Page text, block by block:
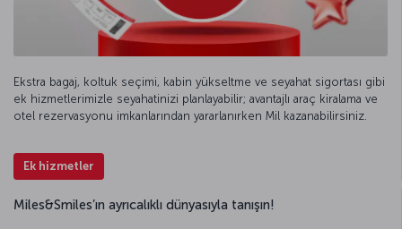
Ekstra bagaj, koltuk seçimi, kabin yükseltme ve seyahat sigortası gibi
ek hizmetlerimizle seyahatinizi planlayabilir; avantajlı araç kiralama ve
otel rezervasyonu imkanlarından yararlanırken Mil kazanabilirsiniz.
Ek hizmetler
Miles&Smiles’ın ayrıcalıklı dünyasıyla tanışın!